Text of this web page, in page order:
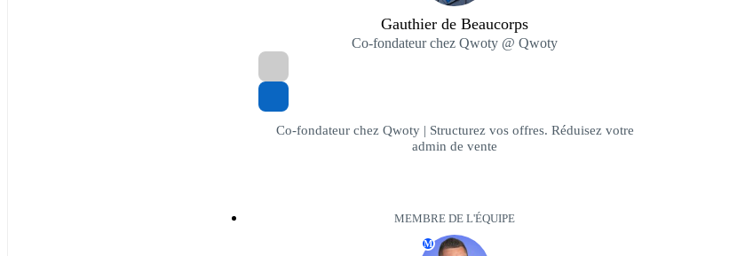
Gauthier de Beaucorps
Co-fondateur chez Qwoty @ Qwoty
Co-fondateur chez Qwoty | Structurez vos offres. Réduisez votre
admin de vente
MEMBRE DE L'ÉQUIPE
M